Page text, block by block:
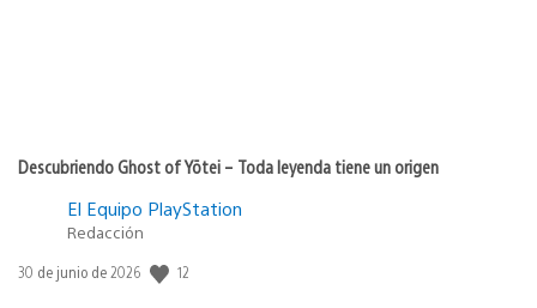
Descubriendo Ghost of Yōtei – Toda leyenda tiene un origen
El Equipo PlayStation
Redacción
Fecha
30 de junio de 2026 12